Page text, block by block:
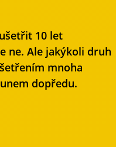
10 let
ne. Ale jakýkoli druh
mnoha
dopředu.